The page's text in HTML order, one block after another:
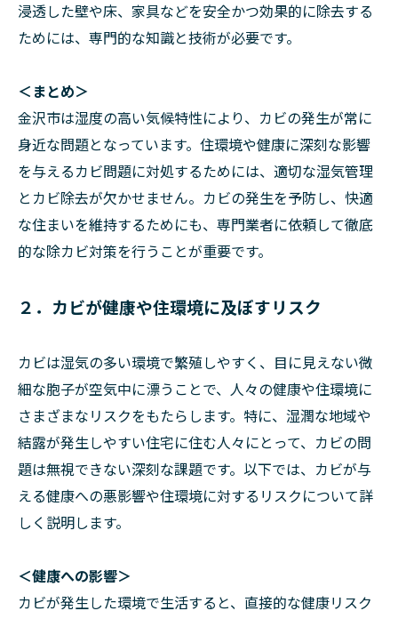
浸透した壁や床、家具などを安全かつ効果的に除去する
ためには、専門的な知識と技術が必要です。
＜まとめ＞
金沢市は湿度の高い気候特性により、カビの発生が常に
身近な問題となっています。住環境や健康に深刻な影響
を与えるカビ問題に対処するためには、適切な湿気管理
とカビ除去が欠かせません。カビの発生を予防し、快適
な住まいを維持するためにも、専門業者に依頼して徹底
的な除カビ対策を行うことが重要です。
２．カビが健康や住環境に及ぼすリスク
カビは湿気の多い環境で繁殖しやすく、目に見えない微
細な胞子が空気中に漂うことで、人々の健康や住環境に
さまざまなリスクをもたらします。特に、湿潤な地域や
結露が発生しやすい住宅に住む人々にとって、カビの問
題は無視できない深刻な課題です。以下では、カビが与
える健康への悪影響や住環境に対するリスクについて詳
しく説明します。
＜健康への影響＞
カビが発生した環境で生活すると、直接的な健康リスク